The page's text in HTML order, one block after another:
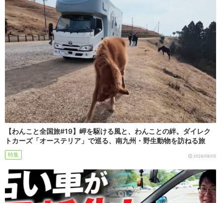
【わんこと全国旅#19】岬を駆ける風と、わんことの絆。ダイレク
トカーズ「オーステリア」で巡る、南九州・野生動物を訪ねる旅
特集 2026/08/05